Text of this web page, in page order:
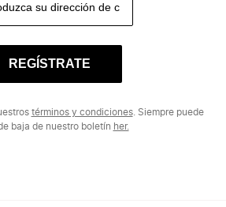
REGÍSTRATE
términos y condiciones. Siempre puede
baja de nuestro boletín her.